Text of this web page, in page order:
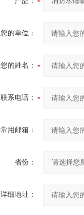
您的单位：
您的姓名：
联系电话：
常用邮箱：
省份：
详细地址：